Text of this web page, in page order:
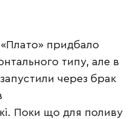
придбало
типу, але в
через брак
Поки що для поливу